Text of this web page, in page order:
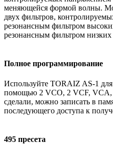
меняющейся формой волны.
двух фильтров,
резонансным фильтром
резонансным фильтром низких
Полное программирование
Используйте TORAIZ AS-1
помощью 2 VCO, 2 VCF, VCA,
сделали, можно записать в
последующего доступа к
495 пресета